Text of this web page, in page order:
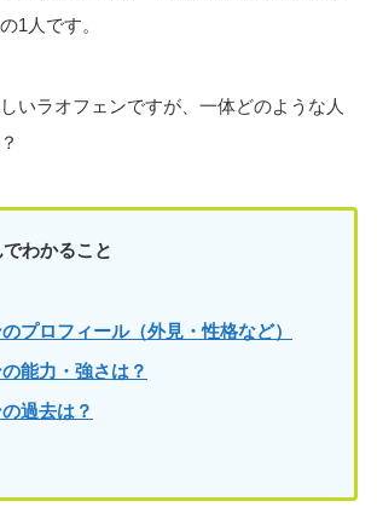
1人です。
いラオフェンですが、一体どのような人
わかること
プロフィール（外見・性格など）
の能力・強さは？
過去は？